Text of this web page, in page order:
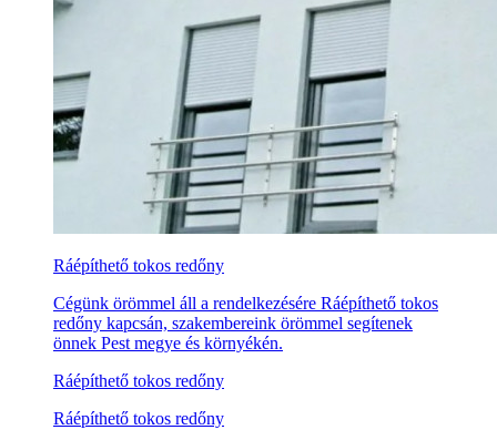
Ráépíthető tokos redőny
Cégünk örömmel áll a rendelkezésére Ráépíthető tokos
redőny kapcsán, szakembereink örömmel segítenek
önnek Pest megye és környékén.
Ráépíthető tokos redőny
Ráépíthető tokos redőny